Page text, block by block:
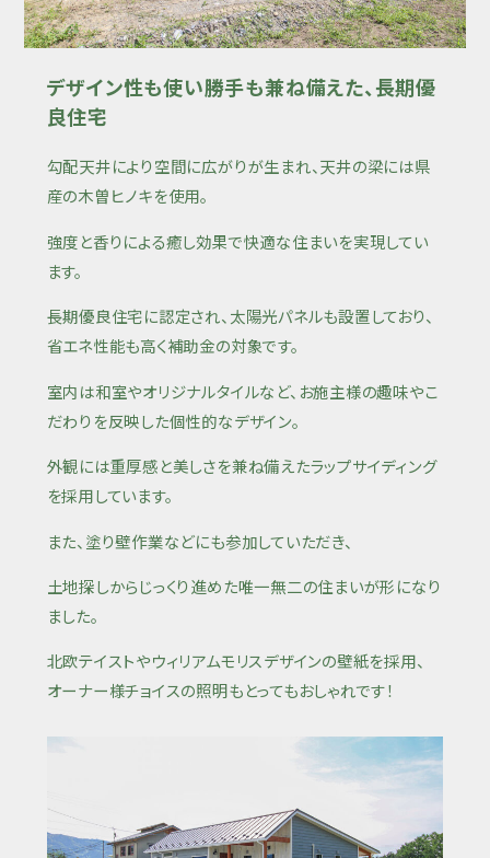
デザイン性も使い勝手も兼ね備えた、長期優
良住宅
勾配天井により空間に広がりが生まれ、天井の梁には県
産の木曽ヒノキを使用。
強度と香りによる癒し効果で快適な住まいを実現してい
ます。
長期優良住宅に認定され、太陽光パネルも設置しており、
省エネ性能も高く補助金の対象です。
室内は和室やオリジナルタイルなど、お施主様の趣味やこ
だわりを反映した個性的なデザイン。
外観には重厚感と美しさを兼ね備えたラップサイディング
を採用しています。
また、塗り壁作業などにも参加していただき、
土地探しからじっくり進めた唯一無二の住まいが形になり
ました。
北欧テイストやウィリアムモリスデザインの壁紙を採用、
オーナー様チョイスの照明もとってもおしゃれです！